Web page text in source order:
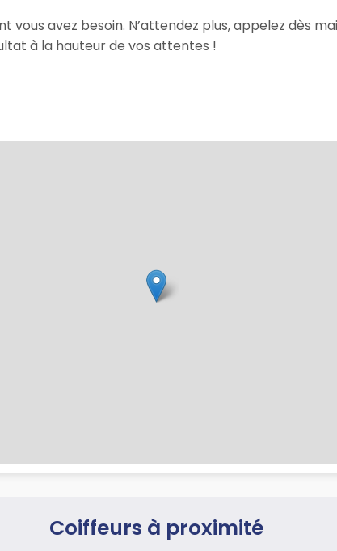
avez besoin. N’attendez plus, appelez dès
à la hauteur de vos attentes !
Coiffeurs à proximité